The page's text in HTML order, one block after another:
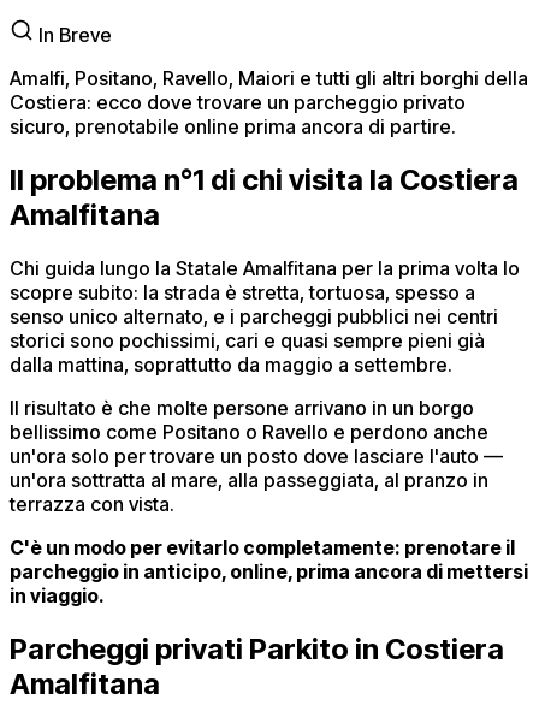
In Breve
Amalfi, Positano, Ravello, Maiori e tutti gli altri borghi della
Costiera: ecco dove trovare un parcheggio privato
sicuro, prenotabile online prima ancora di partire.
Il problema n°1 di chi visita la Costiera
Amalfitana
Chi guida lungo la Statale Amalfitana per la prima volta lo
scopre subito: la strada è stretta, tortuosa, spesso a
senso unico alternato, e i parcheggi pubblici nei centri
storici sono pochissimi, cari e quasi sempre pieni già
dalla mattina, soprattutto da maggio a settembre.
Il risultato è che molte persone arrivano in un borgo
bellissimo come Positano o Ravello e perdono anche
un'ora solo per trovare un posto dove lasciare l'auto —
un'ora sottratta al mare, alla passeggiata, al pranzo in
terrazza con vista.
C'è un modo per evitarlo completamente: prenotare il
parcheggio in anticipo, online, prima ancora di mettersi
in viaggio.
Parcheggi privati Parkito in Costiera
Amalfitana